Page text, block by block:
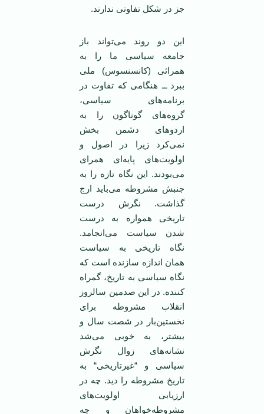
جز در شکل تفاوتی ندارند.
اين دو روند می‌تواند باز
جامعه سياسی ما را به
همرائی (کانسنسوس) ملی
ببرد ــ هنگامی که تفاوت در
برنامه‌های سياسی،
گروه‌های گوناگون را به
اردوهای دشمن بخش
نمی‌کرد زيرا در اصول و
اولويت‌های پايه‌ای همرای
می‌بودند. اين نگاه تازه را به
جنبش مشروطه می‌بايد ارج
گذاشت. نگرش درست
تاريخی همواره به درست
شدن سياست می‌انجامد.
نگاه تاريخی به سياست
همان اندازه سازنده است که
نگاه سياسی به تاريخ، گمراه
کننده. در اين صدمين سالروز
انقلاب مشروطه برای
نخستين‌بار در شصت سال و
بيشتر، به خوبی می‌شد
نشانه‌های زوال نگرش
سياسی و “غيرتاريخی“ به
تاريخ مشروطه را ديد. چه در
ارزيابی اولويت‌های
مشروطه‌خواهان و چه